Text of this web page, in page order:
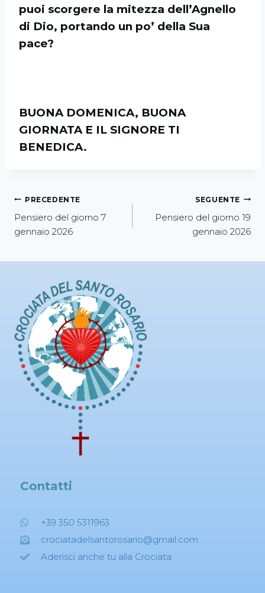
puoi scorgere la mitezza dell’Agnello
di Dio, portando un po’ della Sua
pace?
BUONA DOMENICA, BUONA
GIORNATA E IL SIGNORE TI
BENEDICA.
PRECEDENTE
Pensiero del giorno 7
gennaio 2026
SEGUENTE
Pensiero del giorno 19
gennaio 2026
Contatti
+39 350 5311963
crociatadelsantorosario@gmail.com
Aderisci anche tu alla Crociata